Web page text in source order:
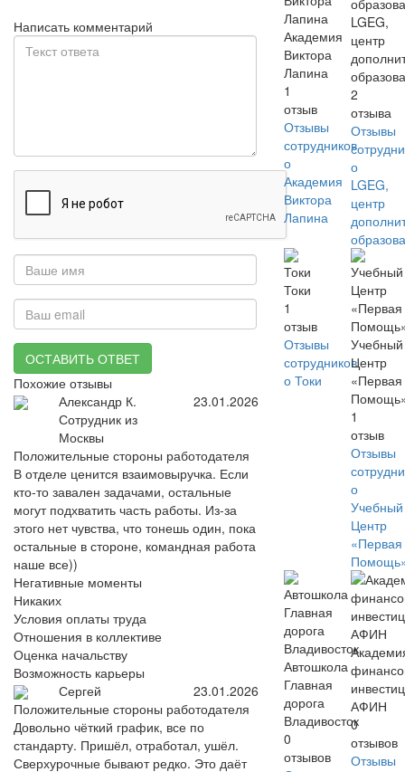
Написать комментарий
ОСТАВИТЬ ОТВЕТ
Похожие отзывы
Александр К.
Сотрудник из
Москвы
23.01.2026
Положительные стороны работодателя
В отделе ценится взаимовыручка. Если
кто-то завален задачами, остальные
могут подхватить часть работы. Из-за
этого нет чувства, что тонешь один, пока
остальные в стороне, командная работа
наше все))
Негативные моменты
Никаких
Условия оплаты труда
Отношения в коллективе
Оценка начальству
Возможность карьеры
Сергей
23.01.2026
Положительные стороны работодателя
Довольно чёткий график, все по
стандарту. Пришёл, отработал, ушёл.
Сверхурочные бывают редко. Это даёт
Академия
Виктора
Лапина
1
отзыв
Отзывы
сотрудников
о
Академия
Виктора
Лапина
LGEG,
центр
2
отзыва
Отзывы
о
LGEG,
центр
Токи
1
отзыв
Отзывы
сотрудников
о Токи
Учебный
Центр
«Первая
1
отзыв
Отзывы
о
Учебный
Центр
«Первая
Автошкола
Главная
дорога
Владивосток
0
отзывов
АФИН
0
отзывов
Отзывы